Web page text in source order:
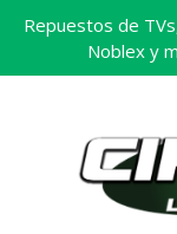
Repuestos de
Noblex y